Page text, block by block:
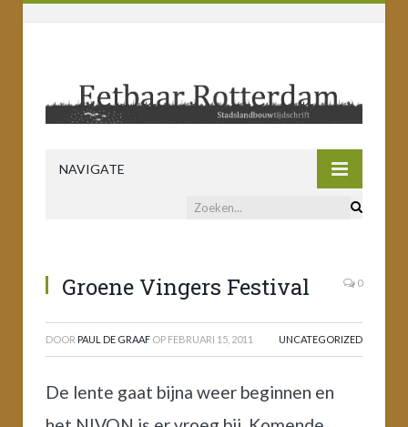
NAVIGATE
Groene Vingers Festival 0
DOOR PAUL DE GRAAF OP FEBRUARI 15, 2011 UNCATEGORIZED
De lente gaat bijna weer beginnen en